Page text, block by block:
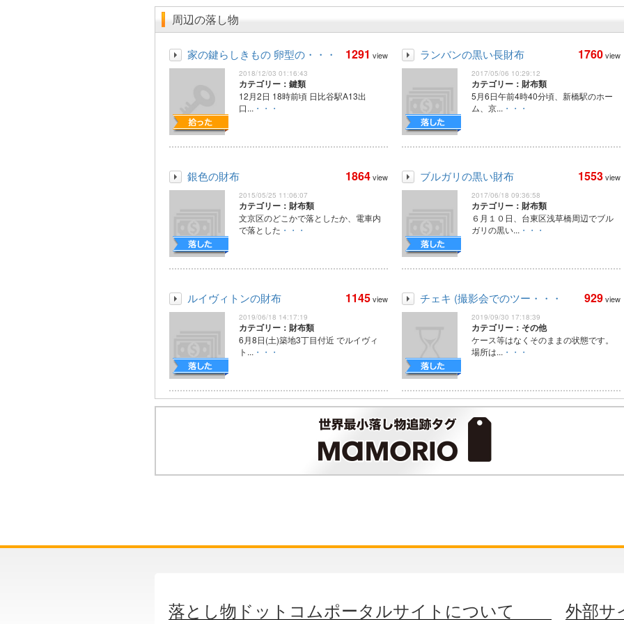
周辺の落し物
家の鍵らしきもの 卵型の・・・ 1291 view
2018/12/03 01:16:43
カテゴリー：鍵類
12月2日 18時前頃 日比谷駅A13出
口... ・・・
ランバンの黒い長財布 1760view
2017/05/06 10:29:12
カテゴリー：財布類
5月6日午前4時40分頃、新橋駅のホー
ム、京... ・・・
銀色の財布 1864view
2015/05/25 11:06:07
カテゴリー：財布類
文京区のどこかで落としたか、電車内
で落とした ・・・
ブルガリの黒い財布 1553view
2017/06/18 09:36:58
カテゴリー：財布類
６月１０日、台東区浅草橋周辺でブル
ガリの黒い... ・・・
ルイヴィトンの財布 1145view
2019/06/18 14:17:19
カテゴリー：財布類
6月8日(土)築地3丁目付近 でルイヴィ
ト... ・・・
チェキ (撮影会でのツー・・・ 929view
2019/09/30 17:18:39
カテゴリー：その他
ケース等はなくそのままの状態です。
場所は... ・・・
落とし物ドットコムポータルサイトについて 外部サ